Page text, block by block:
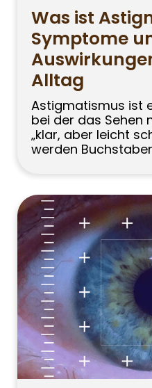
Was ist
Symptome
Alltag
Astigmatismus ist
bei der das Sehen
„klar, aber leicht
werden
schattenhaft
Menschen denken
nur an
Tatsächlich
Astigmatismus
dass das Bild
Punkt gebündelt